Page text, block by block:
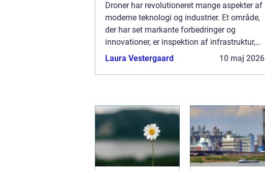
Droner har revolutioneret mange aspekter af
moderne teknologi og industrier. Et område,
der har set markante forbedringer og
innovationer, er inspektion af infrastruktur,
byggeprojekter og landbrugsland. Drone
Laura Vestergaard 10 maj 2026